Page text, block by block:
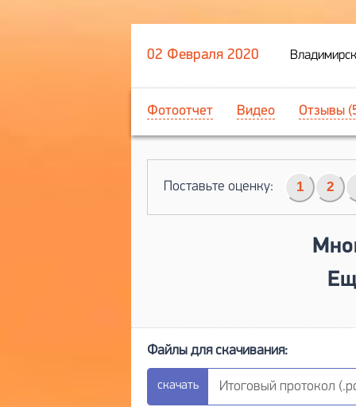
02 Февраля 2020
Фотоотчет Видео Отзывы
Поставьте оценку: 1 2
Итоговый протокол